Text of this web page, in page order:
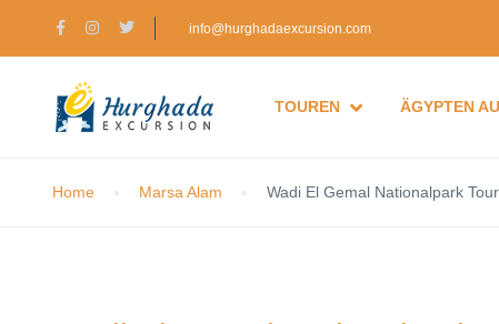
info@hurghadaexcursion.com
TOUREN ÄGYPTEN
Home Marsa Alam Wadi El Gemal Nationalpark